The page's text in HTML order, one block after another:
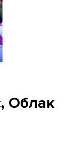
Облак